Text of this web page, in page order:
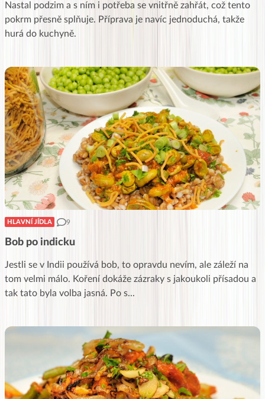
Nastal podzim a s ním i potřeba se vnitřně zahřát, což tento
pokrm přesně splňuje. Příprava je navíc jednoduchá, takže
hurá do kuchyně.
HLAVNÍ JÍDLA 9
Bob po indicku
Jestli se v Indii používá bob, to opravdu nevím, ale záleží na
tom velmi málo. Koření dokáže zázraky s jakoukoli přísadou a
tak tato byla volba jasná. Po s...